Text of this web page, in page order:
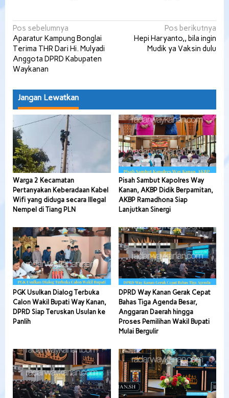
Navigasi
pos
Pos sebelumnya
Aparatur Kampung Bonglai
Terima THR Dari Hi. Mulyadi
Anggota DPRD Kabupaten
Waykanan
Pos berikutnya
Hepi Haryanto,, bila ingin
Mudik ya Vaksin dulu
Jangan Lewatkan
Warga 2 Kecamatan
Pertanyakan Keberadaan Kabel
Wifi yang diduga secara Illegal
Nempel di Tiang PLN
Pisah Sambut Kapolres Way
Kanan, AKBP Didik Berpamitan,
AKBP Ramadhona Siap
Lanjutkan Sinergi
PGK Usulkan Dialog Terbuka
Calon Wakil Bupati Way Kanan,
DPRD Siap Teruskan Usulan ke
Panlih
DPRD Way Kanan Gerak Cepat
Bahas Tiga Agenda Besar,
Anggaran Daerah hingga
Proses Pemilihan Wakil Bupati
Mulai Bergulir